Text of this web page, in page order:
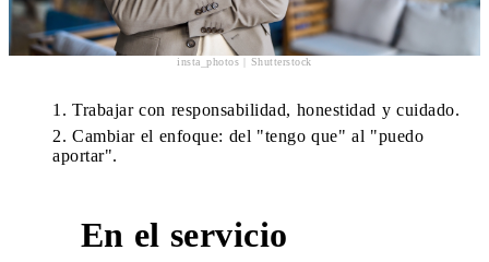
insta_photos | Shutterstock
Trabajar con responsabilidad, honestidad y cuidado.
Cambiar el enfoque: del "tengo que" al "puedo
aportar".
En el servicio